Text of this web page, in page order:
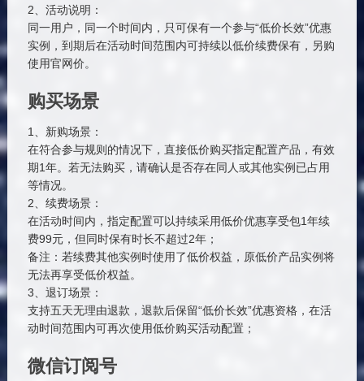
2、活动说明：
同一用户，同一个时间内，只可保有一个参与“低价长效”优惠
实例，到期后在活动时间范围内可持续以低价续费保有，另购
使用官网价。
购买场景
1、新购场景：
在符合参与规则的情况下，直接低价购买指定配置产品，有效
期1年。若无法购买，请确认是否存在同人或其他实例已占用
等情况。
2、续费场景：
在活动时间内，指定配置可以持续采用低价优惠享受包1年续
费99元，但同时保有时长不超过2年；
备注：若续费其他实例时使用了低价权益，原低价产品实例将
无法再享受低价权益。
3、退订场景：
支持五天无理由退款，退款后保留“低价长效”优惠资格，在活
动时间范围内可再次使用低价购买活动配置；
微信订阅号